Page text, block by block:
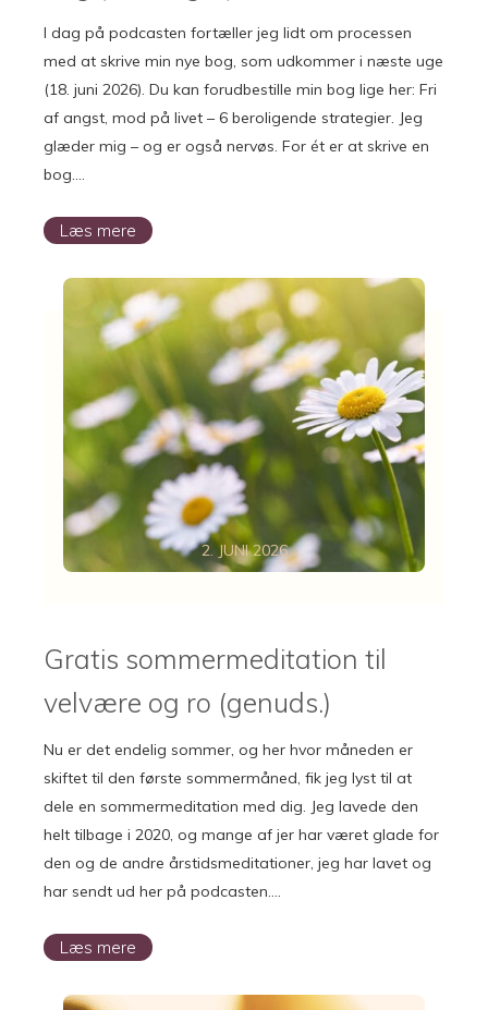
I dag på podcasten fortæller jeg lidt om processen
med at skrive min nye bog, som udkommer i næste uge
(18. juni 2026). Du kan forudbestille min bog lige her: Fri
af angst, mod på livet – 6 beroligende strategier. Jeg
glæder mig – og er også nervøs. For ét er at skrive en
bog….
Læs mere
Gratis sommermeditation til
velvære og ro (genuds.)
2. JUNI 2026
Nu er det endelig sommer, og her hvor måneden er
skiftet til den første sommermåned, fik jeg lyst til at
dele en sommermeditation med dig. Jeg lavede den
helt tilbage i 2020, og mange af jer har været glade for
den og de andre årstidsmeditationer, jeg har lavet og
har sendt ud her på podcasten….
Læs mere